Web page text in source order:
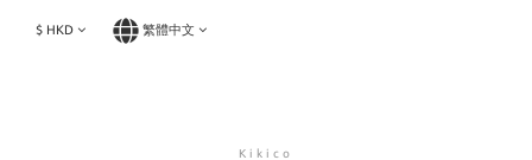
$ HKD 繁體中文
Kikico